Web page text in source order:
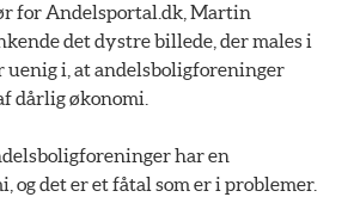
for Andelsportal.dk, Martin
det dystre billede, der males i
uenig i, at andelsboligforeninger
dårlig økonomi.
har en
og det er et fåtal som er i problemer.